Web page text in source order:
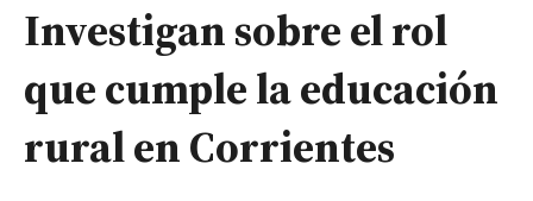
Investigan sobre el rol
que cumple la educación
rural en Corrientes